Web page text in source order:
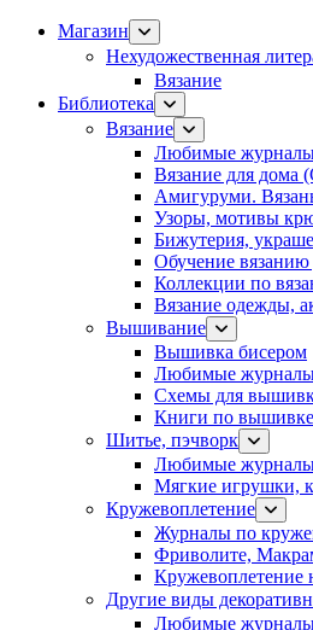
Магазин
Нехудожественная
Вязание
Библиотека
Вязание
Любимые
Вязание для дома
Амигуруми.
Узоры, мотивы
Бижутерия,
Обучение
Коллекции по
Вязание одежды,
Вышивание
Вышивка бисером
Любимые
Схемы для
Книги по вышивке
Шитье, пэчворк
Любимые
Мягкие игрушки,
Кружевоплетение
Журналы по
Фриволите,
Кружевоплетение
Другие виды
Любимые журналы